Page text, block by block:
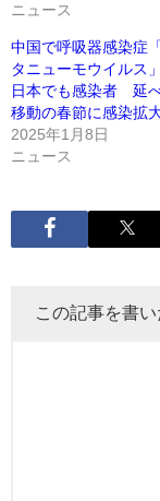
ニュース
中国で呼吸器感染症
タニューモウイルス
日本でも感染者 延
移動の春節に感染拡
2025年1月8日
ニュース
この記事を書い